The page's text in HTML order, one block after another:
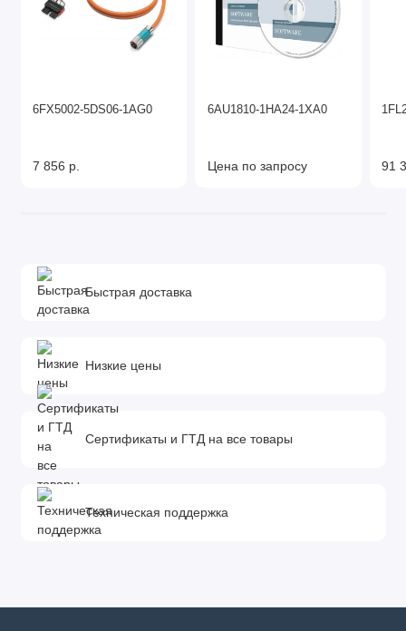
6FX5002-5DS06-1AG0
7 856 р.
6AU1810-1HA24-1XA0
Цена по запросу 91
Быстрая доставка
Низкие цены
Сертификаты и ГТД на все товары
Техническая поддержка